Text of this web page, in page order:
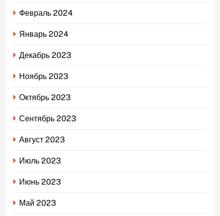
Февраль 2024
Январь 2024
Декабрь 2023
Ноябрь 2023
Октябрь 2023
Сентябрь 2023
Август 2023
Июль 2023
Июнь 2023
Май 2023